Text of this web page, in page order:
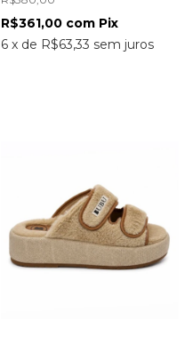
6 x de R$63,33 sem juros
R$361,00 com Pix